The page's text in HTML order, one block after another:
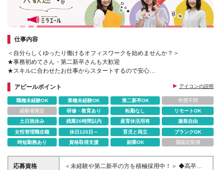
仕事内容
＜自分らしくゆったり働けるオフィスワークを始めませんか？＞
★事務初めてさん・第二新卒さんも大歓迎
★スキルに合わせたお仕事からスタートするので安心
アピールポイント
アイコンの説明
職種未経験OK 業種未経験OK 第二新卒OK
学歴不問
経験者限定
研修・教育あり 転勤なし
リモートOK
土日祝休み
残業20時間以内 産育休活用有
服装自由
女性管理職在籍
休日120日～ 育児と両立
ブランクOK
時短勤務あり
資格取得支援 副業OK 国認定取得
応募資格
＜未経験や第二新卒の方を積極採用中！＞ ◆高卒以